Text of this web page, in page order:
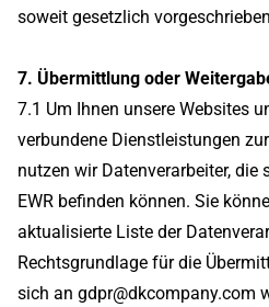
soweit gesetzlich
7. Übermittlung oder
7.1 Um Ihnen unsere Websites
verbundene Dienstleistungen
nutzen wir Datenverarbeiter, die
EWR befinden können. Sie
aktualisierte Liste der
Rechtsgrundlage für die
sich an gdpr@dkcompany.com